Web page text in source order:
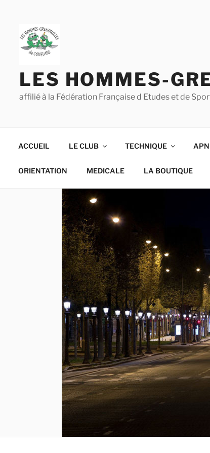
LES HOMMES-
affilié à la Fédération Française d Etudes et de
ACCUEIL LE CLUB TECHNIQUE
ORIENTATION MEDICALE LA BOUTIQUE